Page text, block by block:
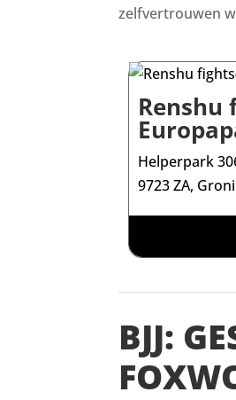
zelfvertrouwen
Renshu
Helperpark
9723 ZA,
BJJ: